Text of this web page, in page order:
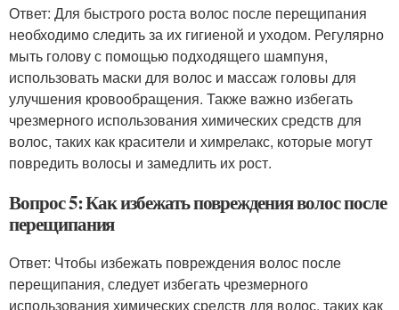
Ответ: Для быстрого роста волос после перещипания
необходимо следить за их гигиеной и уходом. Регулярно
мыть голову с помощью подходящего шампуня,
использовать маски для волос и массаж головы для
улучшения кровообращения. Также важно избегать
чрезмерного использования химических средств для
волос, таких как красители и химрелакс, которые могут
повредить волосы и замедлить их рост.
Вопрос 5: Как избежать повреждения волос после
перещипания
Ответ: Чтобы избежать повреждения волос после
перещипания, следует избегать чрезмерного
использования химических средств для волос, таких как